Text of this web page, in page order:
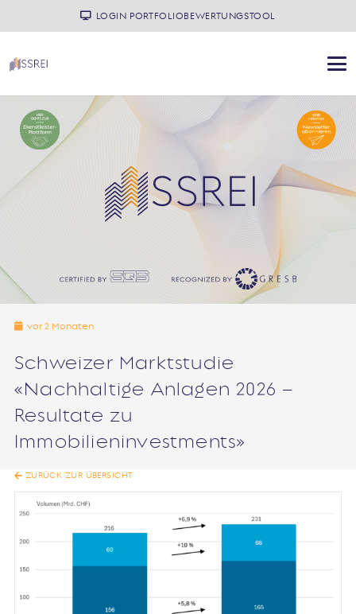
LOGIN PORTFOLIOBEWERTUNGSTOOL
vor 2 Monaten
Schweizer Marktstudie
«Nachhaltige Anlagen 2026 –
Resultate zu
Immobilieninvestments»
ZURÜCK ZUR ÜBERSICHT